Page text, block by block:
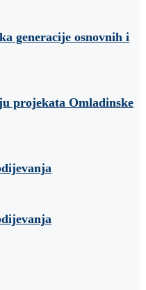
generacije osnovnih i
projekata Omladinske